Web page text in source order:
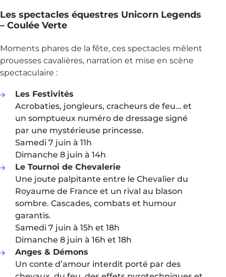
Les spectacles équestres Unicorn Legends
– Coulée Verte
Moments phares de la fête, ces spectacles mêlent
prouesses cavalières, narration et mise en scène
spectaculaire :
Les Festivités
Acrobaties, jongleurs, cracheurs de feu… et
un somptueux numéro de dressage signé
par une mystérieuse princesse.
Samedi 7 juin à 11h
Dimanche 8 juin à 14h
Le Tournoi de Chevalerie
Une joute palpitante entre le Chevalier du
Royaume de France et un rival au blason
sombre. Cascades, combats et humour
garantis.
Samedi 7 juin à 15h et 18h
Dimanche 8 juin à 16h et 18h
Anges & Démons
Un conte d’amour interdit porté par des